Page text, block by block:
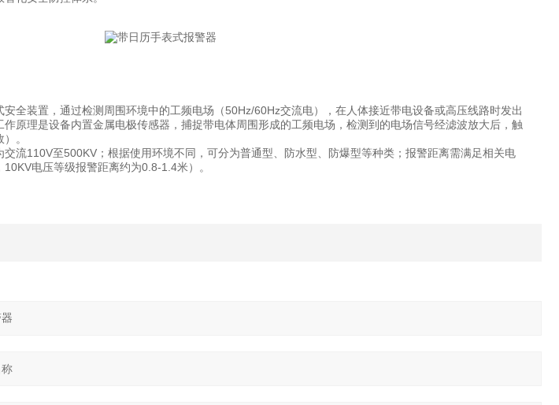
全装置，通过检测周围环境中的工频电场（50Hz/60Hz交流电），在人体接近带电设备或高压线路时发出
原理是设备内置金属电极传感器，捕捉带电体周围形成的工频电场，检测到的电场信号经滤波放大后，触
。
流110V至500KV；根据使用环境不同，可分为普通型、防水型、防爆型等种类；报警距离需满足相关电
电压等级报警距离约为0.8-1.4米）。